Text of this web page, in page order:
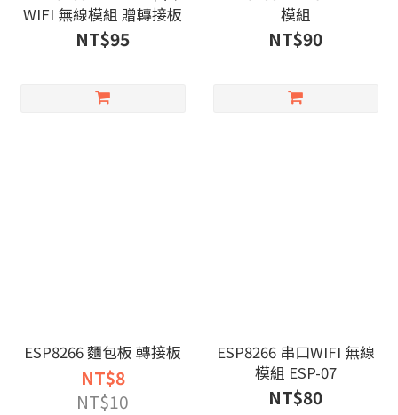
WIFI 無線模組 贈轉接板
NT$95
模組
NT$90
ESP8266 麵包板 轉接板
NT$8
NT$10
ESP8266 串口WIFI 無線
模組 ESP-07
NT$80